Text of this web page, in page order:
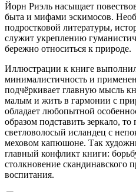
Йорн Риэль насыщает
быта и мифами эскимосов.
подростковой литературы,
служит укреплению
бережно относиться к природе.
Иллюстрации к книге
минималистичность и
подчёркивает главную мысль
малым и жить в гармонии с
обладает любопытной
образом подставить зеркало,
светловолосый исландец с
меховом капюшоне. Так
главный конфликт книги:
столкновение скандинавского
воспитания.